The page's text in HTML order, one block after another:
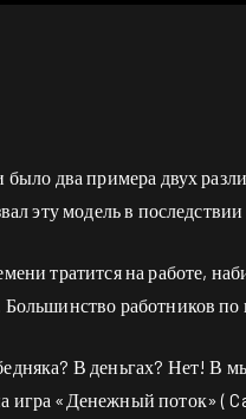
два примера двух
эту модель в
тратится на работе,
Большинство работников
В деньгах? Нет!
игра «Денежный поток» (